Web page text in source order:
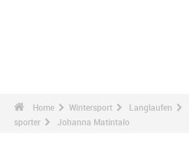
Home Wintersport Langlaufen
sporter
Johanna Matintalo